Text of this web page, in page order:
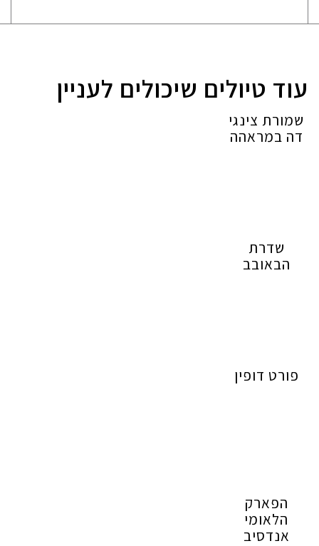
עוד טיולים שיכולים לעניין
שמורת צינגי
דה במראהה
שדרת
הבאובב
פורט דופין
הפארק
הלאומי
אנדסיב